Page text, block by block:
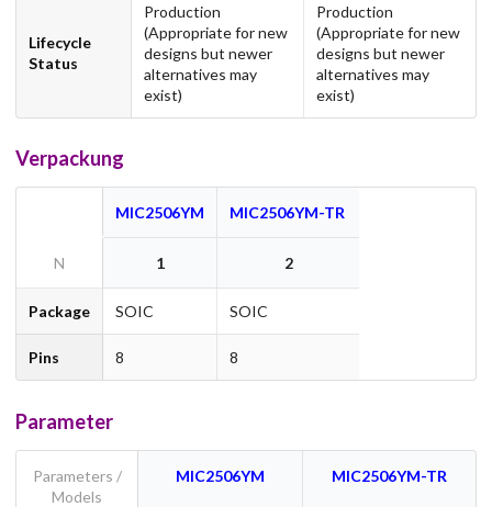
Lifecycle
Status
Production
(Appropriate for new
designs but newer
alternatives may
exist)
Production
(Appropriate for new
designs but newer
alternatives may
exist)
Verpackung
MIC2506YM MIC2506YM-TR
N 1 2
Package SOIC SOIC
Pins 8 8
Parameter
Parameters /
Models
MIC2506YM MIC2506YM-TR